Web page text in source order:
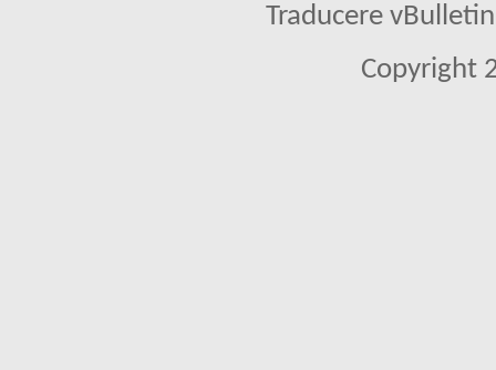
Traducere
Copyright